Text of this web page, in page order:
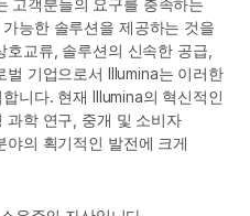
고객분들의 요구를 충족하는
능한 솔루션을 제공하는 것을
교류, 솔루션의 신속한 공급,
기업으로서 Illumina는 이러한
니다. 현재 Illumina의 혁신적인
과학 연구, 중개 및 소비자
의 획기적인 발전에 크게